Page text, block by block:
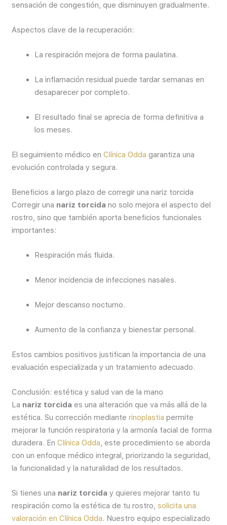
sensación de congestión, que disminuyen gradualmente.
Aspectos clave de la recuperación:
La respiración mejora de forma paulatina.
La inflamación residual puede tardar semanas en
desaparecer por completo.
El resultado final se aprecia de forma definitiva a
los meses.
El seguimiento médico enClínica Odda garantiza una
evolución controlada y segura.
Beneficios a largo plazo de corregir una nariz torcida
Corregir una nariz torcida no solo mejora el aspecto del
rostro, sino que también aporta beneficios funcionales
importantes:
Respiración más fluida.
Menor incidencia de infecciones nasales.
Mejor descanso nocturno.
Aumento de la confianza y bienestar personal.
Estos cambios positivos justifican la importancia de una
evaluación especializada y un tratamiento adecuado.
Conclusión: estética y salud van de la mano
La nariz torcida es una alteración que va más allá de la
estética. Su corrección medianterinoplastia permite
mejorar la función respiratoria y la armonía facial de forma
duradera. EnClínica Odda, este procedimiento se aborda
con un enfoque médico integral, priorizando la seguridad,
la funcionalidad y la naturalidad de los resultados.
Si tienes una nariz torcida y quieres mejorar tanto tu
respiración como la estética de tu rostro,solicita una
valoración en Clínica Odda. Nuestro equipo especializado